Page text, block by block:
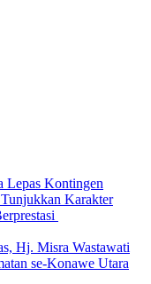
Lepas Kontingen
Karakter
Hj. Misra Wastawati
se-Konawe Utara